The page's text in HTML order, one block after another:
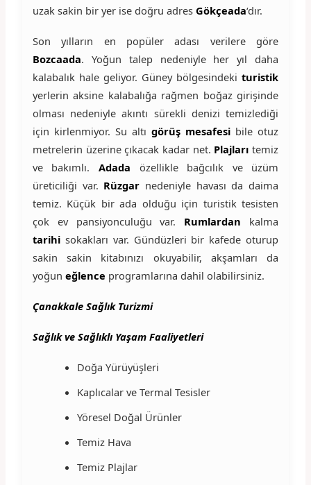
uzak sakin bir yer ise doğru adres Gökçeada‘dır.
Son yılların en popüler adası verilere göre
Bozcaada. Yoğun talep nedeniyle her yıl daha
kalabalık hale geliyor. Güney bölgesindekituristik
yerlerin aksine kalabalığa rağmen boğaz girişinde
olması nedeniyle akıntı sürekli denizi temizlediği
için kirlenmiyor. Su altıgörüş mesafesi bile otuz
metrelerin üzerine çıkacak kadar net. Plajları temiz
ve bakımlı. Adada özellikle bağcılık ve üzüm
üreticiliği var. Rüzgar nedeniyle havası da daima
temiz. Küçük bir ada olduğu için turistik tesisten
çok ev pansiyonculuğu var. Rumlardan kalma
tarihisokakları var. Gündüzleri bir kafede oturup
sakin sakin kitabınızı okuyabilir, akşamları da
yoğun eğlence programlarına dahil olabilirsiniz.
Çanakkale Sağlık Turizmi
Sağlık ve Sağlıklı Yaşam Faaliyetleri
Doğa Yürüyüşleri
Kaplıcalar ve Termal Tesisler
Yöresel Doğal Ürünler
Temiz Hava
Temiz Plajlar